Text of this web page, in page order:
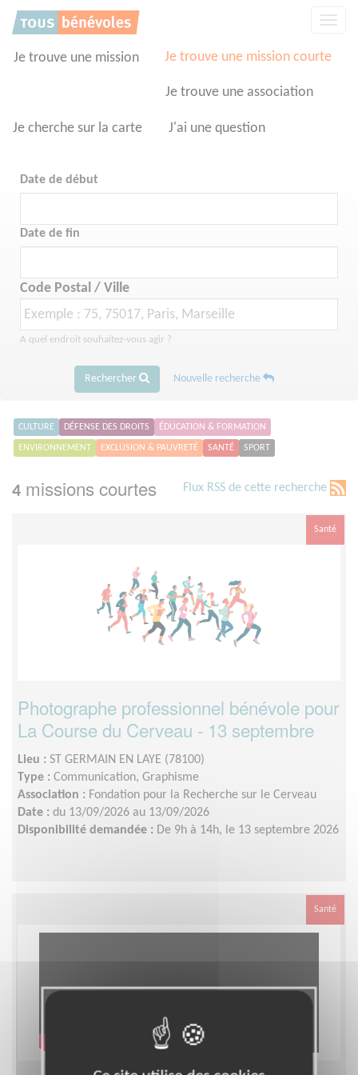
Je trouve une mission Je trouve une mission courte
Je trouve une association
Je cherche sur la carte J'ai une question
Date de début
Date de fin
Code Postal / Ville
A quel endroit souhaitez-vous agir ?
Rechercher Nouvelle recherche
CULTURE DÉFENSE DES DROITS ÉDUCATION & FORMATION
ENVIRONNEMENT EXCLUSION & PAUVRETÉ SANTÉ SPORT
Flux RSS de cette recherche
4 missions courtes
Santé
Photographe professionnel bénévole pour
La Course du Cerveau - 13 septembre
Lieu : ST GERMAIN EN LAYE (78100)
Type : Communication, Graphisme
Association : Fondation pour la Recherche sur le Cerveau
Date : du 13/09/2026 au 13/09/2026
Disponibilité demandée : De 9h à 14h, le 13 septembre 2026
Santé
Panneau de gestion des cookies